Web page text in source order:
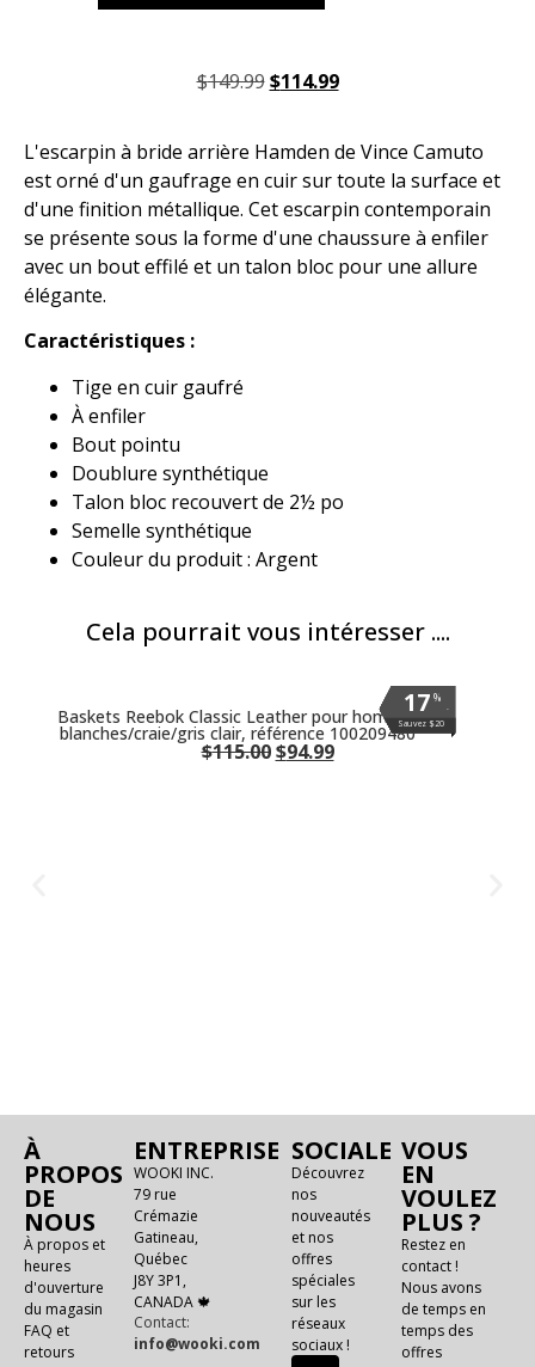
$149.99 $114.99
L'escarpin à bride arrière Hamden de Vince Camuto
est orné d'un gaufrage en cuir sur toute la surface et
d'une finition métallique. Cet escarpin contemporain
se présente sous la forme d'une chaussure à enfiler
avec un bout effilé et un talon bloc pour une allure
élégante.
Caractéristiques :
Tige en cuir gaufré
À enfiler
Bout pointu
Doublure synthétique
Talon bloc recouvert de 2½ po
Semelle synthétique
Couleur du produit : Argent
Cela pourrait vous intéresser ....
%
17
Sauvez $20
%
17
Sauvez $20
%
17
Sauvez $20
%
17
Sauvez $20
%
17
Sauvez $20
%
17
Sauvez $20
%
17
Sauvez $20
Baskets Reebok Classic Leather pour homme,
blanches/craie/gris clair, référence 100209480
$115.00 $94.99
À
PROPOS
DE
NOUS
À propos et
heures
d'ouverture
du magasin
FAQ et
retours
ENTREPRISE
WOOKI INC.
79 rue
Crémazie
Gatineau,
Québec
J8Y 3P1,
CANADA 🍁
Contact:
info@wooki.com
SOCIALE
Découvrez
nos
nouveautés
et nos
offres
spéciales
sur les
réseaux
sociaux !
VOUS
EN
VOULEZ
PLUS ?
Restez en
contact !
Nous avons
de temps en
temps des
offres